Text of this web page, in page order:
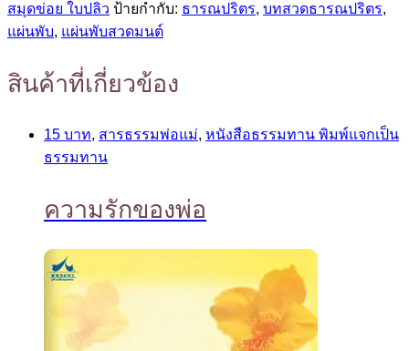
สมุดข่อย ใบปลิว ป้ายกำกับ: ธารณปริตร, บทสวดธารณปริตร,
แผ่นพับ, แผ่นพับสวดมนต์
สินค้าที่เกี่ยวข้อง
15 บาท, สารธรรมพ่อแม่, หนังสือธรรมทาน พิมพ์แจกเป็น
ธรรมทาน
ความรักของพ่อ